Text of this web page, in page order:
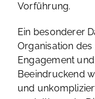
Vorführung.
Ein besonderer
Organisation
Engagement
Beeindruckend
und